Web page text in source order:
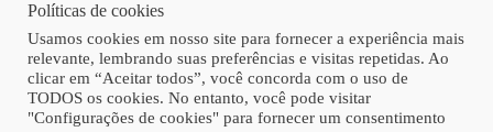
Copyright © 2026 | Homero Costa Advogados
Políticas de cookies
Usamos cookies em nosso site para fornecer a experiência mais
relevante, lembrando suas preferências e visitas repetidas. Ao
clicar em “Aceitar todos”, você concorda com o uso de
TODOS os cookies. No entanto, você pode visitar
"Configurações de cookies" para fornecer um consentimento